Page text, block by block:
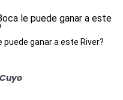
ganar a este River?